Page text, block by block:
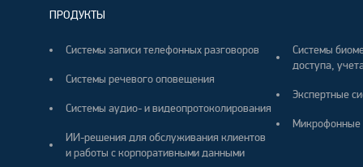
ПРОДУКТЫ
Системы записи телефонных разговоров
Системы речевого оповещения
Системы аудио- и видеопротоколирования
ИИ-решения для обслуживания клиентов
и работы с корпоративными данными
Системы
доступа,
Экспертные
Микрофонные